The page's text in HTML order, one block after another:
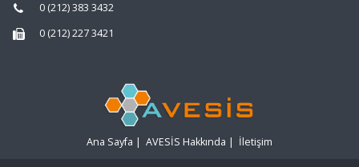
0 (212) 383 3432
0 (212) 227 3421
Ana Sayfa | AVESİS Hakkında | İletişim